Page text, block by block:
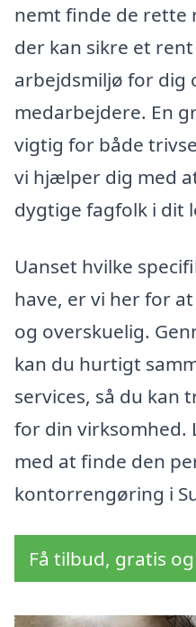
nemt finde de rette
der kan sikre et
arbejdsmiljø for dig
medarbejdere. En
vigtig for både
vi hjælper dig med
dygtige fagfolk i dit
Uanset hvilke
have, er vi her for
og overskuelig.
kan du hurtigt
services, så du kan
for din virksomhed.
med at finde den
kontorrengøring i
Få tilbud, gratis